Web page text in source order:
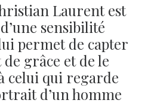
Laurent est
sensibilité
permet de capter
grâce et de le
celui qui regarde
d’un homme